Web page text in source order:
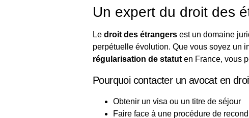
Un expert du droit des
Le droit des étrangers est un domaine
perpétuelle évolution. Que vous soyez un
régularisation de statut en France, vous
Pourquoi contacter un avocat en
Obtenir un visa ou un titre de séjour
Faire face à une procédure de